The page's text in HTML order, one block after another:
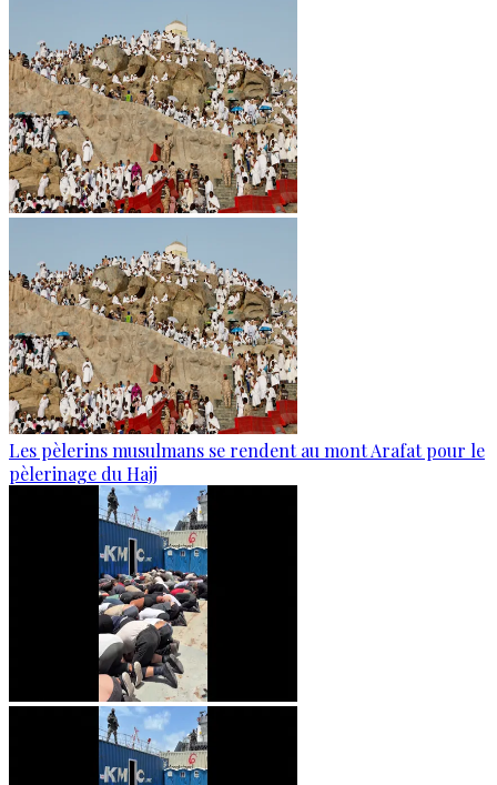
Les pèlerins musulmans se rendent au mont Arafat pour le
pèlerinage du Hajj